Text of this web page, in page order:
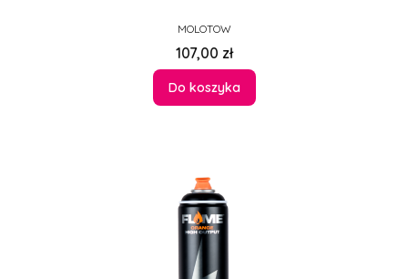
PRODUCENT
MOLOTOW
Cena
107,00 zł
Do koszyka